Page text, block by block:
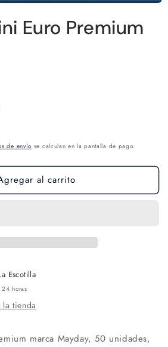
Euro Premium
de envío se calculan en la pantalla de pago.
al carrito
Escotilla
24 horas
tienda
marca Mayday, 50 unidades,